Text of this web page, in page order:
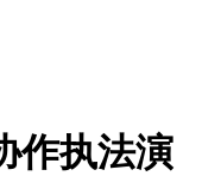
作执法演